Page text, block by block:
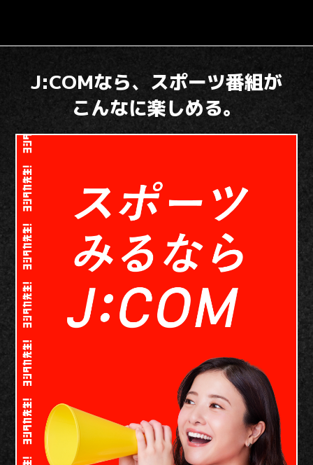
J:COMなら、スポーツ番組が
こんなに楽しめる。